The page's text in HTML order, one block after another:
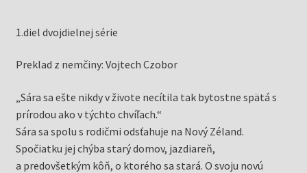
bola:
13,95 €.
je:
11,95 €.
1.diel dvojdielnej série
Preklad z nemčiny: Vojtech Czobor
„Sára sa ešte nikdy v živote necítila tak bytostne spätá s
prírodou ako v týchto chvíľach.“
Sára sa spolu s rodičmi odsťahuje na Nový Zéland.
Spočiatku jej chýba starý domov, jazdiareň,
a predovšetkým kôň, o ktorého sa stará. O svoju novú